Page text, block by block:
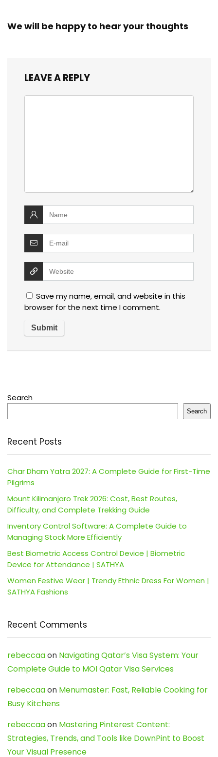
We will be happy to hear your thoughts
LEAVE A REPLY
Save my name, email, and website in this
browser for the next time I comment.
Search
Search
Recent Posts
Char Dham Yatra 2027: A Complete Guide for First-Time
Pilgrims
Mount Kilimanjaro Trek 2026: Cost, Best Routes,
Difficulty, and Complete Trekking Guide
Inventory Control Software: A Complete Guide to
Managing Stock More Efficiently
Best Biometric Access Control Device | Biometric
Device for Attendance | SATHYA
Women Festive Wear | Trendy Ethnic Dress For Women |
SATHYA Fashions
Recent Comments
rebeccaaon Navigating Qatar’s Visa System: Your
Complete Guide to MOI Qatar Visa Services
rebeccaaon Menumaster: Fast, Reliable Cooking for
Busy Kitchens
rebeccaaon Mastering Pinterest Content:
Strategies, Trends, and Tools like DownPint to Boost
Your Visual Presence